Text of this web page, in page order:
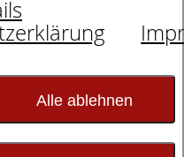
Alle ablehnen
für alle